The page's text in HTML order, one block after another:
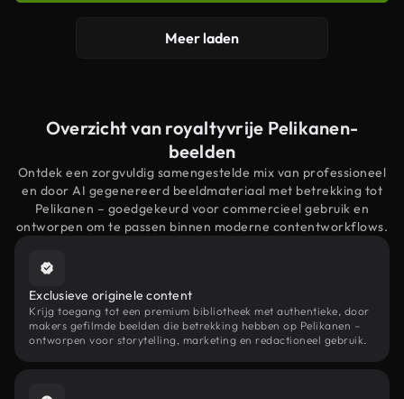
Meer laden
Overzicht van royaltyvrije Pelikanen-
beelden
Ontdek een zorgvuldig samengestelde mix van professioneel
en door AI gegenereerd beeldmateriaal met betrekking tot
Pelikanen – goedgekeurd voor commercieel gebruik en
ontworpen om te passen binnen moderne contentworkflows.
Exclusieve originele content
Krijg toegang tot een premium bibliotheek met authentieke, door
makers gefilmde beelden die betrekking hebben op Pelikanen –
ontworpen voor storytelling, marketing en redactioneel gebruik.